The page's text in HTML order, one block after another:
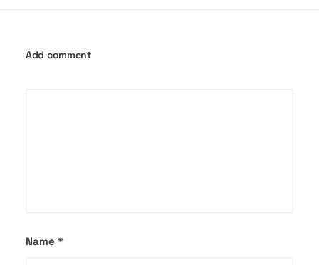
Add comment
Name *